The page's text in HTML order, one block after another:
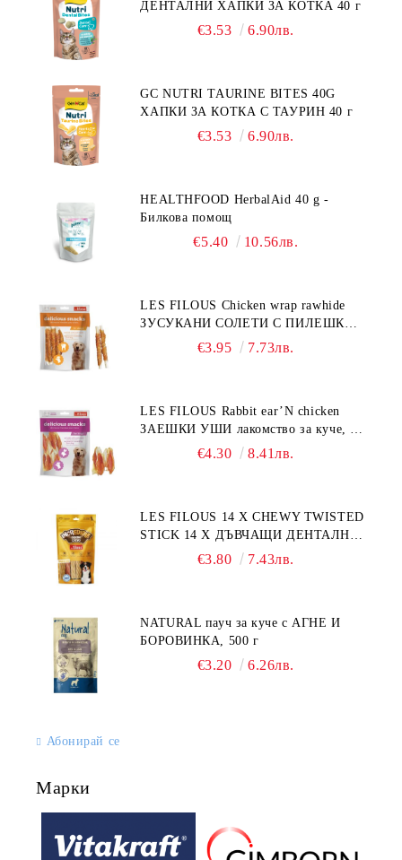
ДЕНТАЛНИ ХАПКИ ЗА КОТКА 40 г
€3.53 6.90лв.
GC NUTRI TAURINE BITES 40G
ХАПКИ ЗА КОТКА С ТАУРИН 40 г
€3.53 6.90лв.
HEALTHFOOD HerbalAid 40 g -
Билкова помощ
€5.40 10.56лв.
LES FILOUS Chicken wrap rawhide
ЗУСУКАНИ СОЛЕТИ С ПИЛЕШКО,
лакомство за куче, 100 г
€3.95 7.73лв.
LES FILOUS Rabbit ear’N chicken
ЗАЕШКИ УШИ лакомство за куче, 50
€4.30 8.41лв.
LES FILOUS 14 X CHEWY TWISTED
STICK 14 X ДЪВЧАЩИ ДЕНТАЛНИ
СОЛЕТИ за куче, УВИТИ
€3.80 7.43лв.
NATURAL пауч за куче с АГНЕ И
БОРОВИНКА, 500 г
€3.20 6.26лв.
Абонирай се
Марки